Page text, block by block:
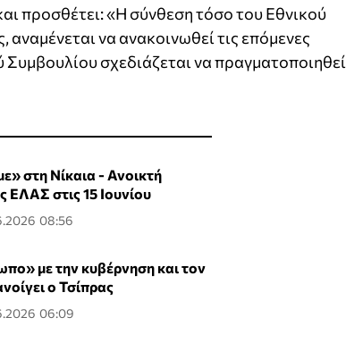
προσθέτει: «Η σύνθεση τόσο του Εθνικού
να ανακοινωθεί τις επόμενες
σχεδιάζεται να πραγματοποιηθεί
στη Νίκαια - Ανοικτή
ΕΛΑΣ στις 15 Ιουνίου
08:56
με την κυβέρνηση και τον
ο Τσίπρας
06:09